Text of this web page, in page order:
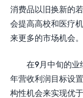
消费品以旧换新的
会提高高校和医疗
来更多的市场机会。
在9月中旬的业
年营收利润目标设
构性机会来实现优